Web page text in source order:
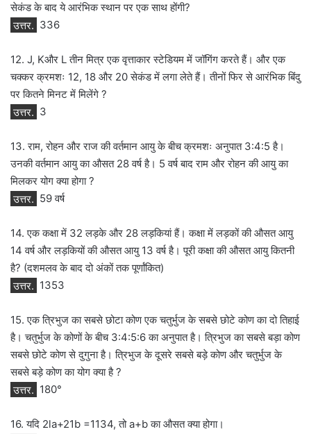
सेकंड के बाद ये आरंभिक स्थान पर एक साथ होंगी?
उत्तर. 336
12. J, Kऔर L तीन मित्र एक वृत्ताकार स्टेडियम में जॉगिंग करते हैं। और एक
चक्कर क्रमशः 12, 18 और 20 सेकंड में लगा लेते हैं। तीनों फिर से आरंभिक बिंदु
पर कितने मिनट में मिलेंगे ?
उत्तर. 3
13. राम, रोहन और राज की वर्तमान आयु के बीच क्रमशः अनुपात 3:4:5 है।
उनकी वर्तमान आयु का औसत 28 वर्ष है। 5 वर्ष बाद राम और रोहन की आयु का
मिलकर योग क्या होगा ?
उत्तर. 59 वर्ष
14. एक कक्षा में 32 लड़के और 28 लड़कियां हैं। कक्षा में लड़कों की औसत आयु
14 वर्ष और लड़कियों की औसत आयु 13 वर्ष है। पूरी कक्षा की औसत आयु कितनी
है? (दशमलव के बाद दो अंकों तक पूर्णांकित)
उत्तर. 1353
15. एक त्रिभुज का सबसे छोटा कोण एक चतुर्भुज के सबसे छोटे कोण का दो तिहाई
है। चतुर्भुज के कोणों के बीच 3:4:5:6 का अनुपात है। त्रिभुज का सबसे बड़ा कोण
सबसे छोटे कोण से दुगुना है। त्रिभुज के दूसरे सबसे बड़े कोण और चतुर्भुज के
सबसे बड़े कोण का योग क्या है ?
उत्तर. 180°
16. यदि 2la+21b =1134, तो a+b का औसत क्या होगा।